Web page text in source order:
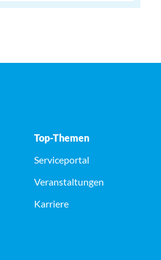
Top-Themen
Serviceportal
Veranstaltungen
Karriere